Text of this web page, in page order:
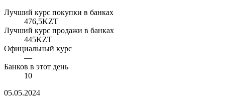
Лучший курс покупки в банках
476,5KZT
Лучший курс продажи в банках
445KZT
Официальный курс
—
Банков в этот день
10
05.05.2024